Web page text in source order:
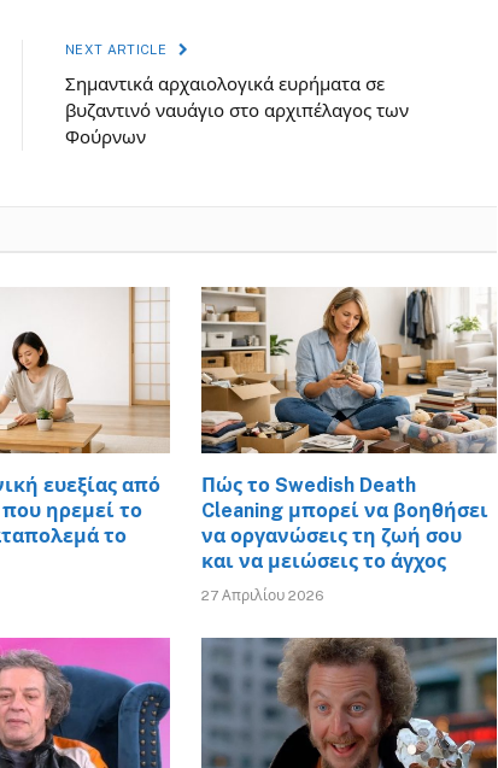
NEXT ARTICLE
Σημαντικά αρχαιολογικά ευρήματα σε
βυζαντινό ναυάγιο στο αρχιπέλαγος των
Φούρνων
ευεξίας από
ηρεμεί το
το
Πώς το Swedish Death
Cleaning μπορεί να βοηθήσει
να οργανώσεις τη ζωή σου
και να μειώσεις το άγχος
27 Απριλίου 2026